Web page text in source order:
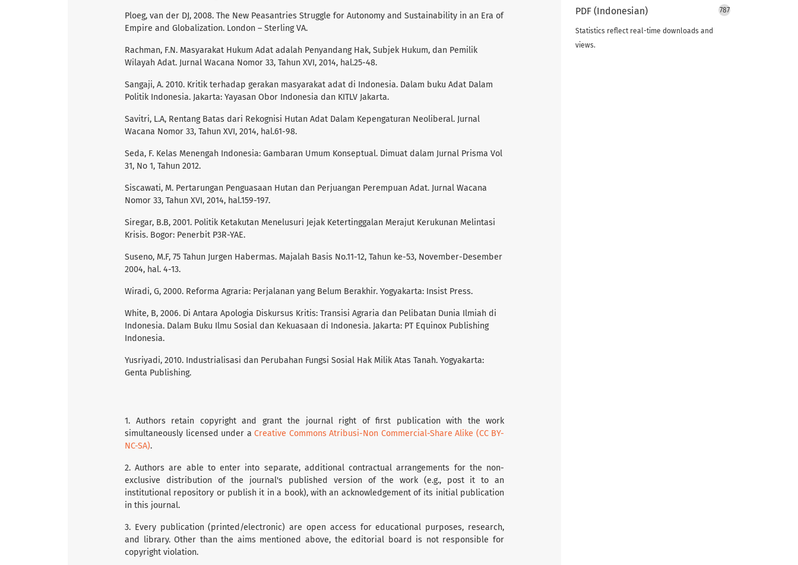
PDF (Indonesian) 787
Statistics reflect real-time downloads and
views.
Ploeg, van der DJ, 2008. The New Peasantries Struggle for Autonomy and Sustainability in an Era of
Empire and Globalization. London – Sterling VA.
Rachman, F.N. Masyarakat Hukum Adat adalah Penyandang Hak, Subjek Hukum, dan Pemilik
Wilayah Adat. Jurnal Wacana Nomor 33, Tahun XVI, 2014, hal.25-48.
Sangaji, A. 2010. Kritik terhadap gerakan masyarakat adat di Indonesia. Dalam buku Adat Dalam
Politik Indonesia. Jakarta: Yayasan Obor Indonesia dan KITLV Jakarta.
Savitri, L.A, Rentang Batas dari Rekognisi Hutan Adat Dalam Kepengaturan Neoliberal. Jurnal
Wacana Nomor 33, Tahun XVI, 2014, hal.61-98.
Seda, F. Kelas Menengah Indonesia: Gambaran Umum Konseptual. Dimuat dalam Jurnal Prisma Vol
31, No 1, Tahun 2012.
Siscawati, M. Pertarungan Penguasaan Hutan dan Perjuangan Perempuan Adat. Jurnal Wacana
Nomor 33, Tahun XVI, 2014, hal.159-197.
Siregar, B.B, 2001. Politik Ketakutan Menelusuri Jejak Ketertinggalan Merajut Kerukunan Melintasi
Krisis. Bogor: Penerbit P3R-YAE.
Suseno, M.F, 75 Tahun Jurgen Habermas. Majalah Basis No.11-12, Tahun ke-53, November-Desember
2004, hal. 4-13.
Wiradi, G, 2000. Reforma Agraria: Perjalanan yang Belum Berakhir. Yogyakarta: Insist Press.
White, B, 2006. Di Antara Apologia Diskursus Kritis: Transisi Agraria dan Pelibatan Dunia Ilmiah di
Indonesia. Dalam Buku Ilmu Sosial dan Kekuasaan di Indonesia. Jakarta: PT Equinox Publishing
Indonesia.
Yusriyadi, 2010. Industrialisasi dan Perubahan Fungsi Sosial Hak Milik Atas Tanah. Yogyakarta:
Genta Publishing.
1. Authors retain copyright and grant the journal right of first publication with the work
simultaneously licensed under a Creative Commons Atribusi-Non Commercial-Share Alike (CC BY-
NC-SA).
2. Authors are able to enter into separate, additional contractual arrangements for the non-
exclusive distribution of the journal's published version of the work (e.g., post it to an
institutional repository or publish it in a book), with an acknowledgement of its initial publication
in this journal.
3. Every publication (printed/electronic) are open access for educational purposes, research,
and library. Other than the aims mentioned above, the editorial board is not responsible for
copyright violation.